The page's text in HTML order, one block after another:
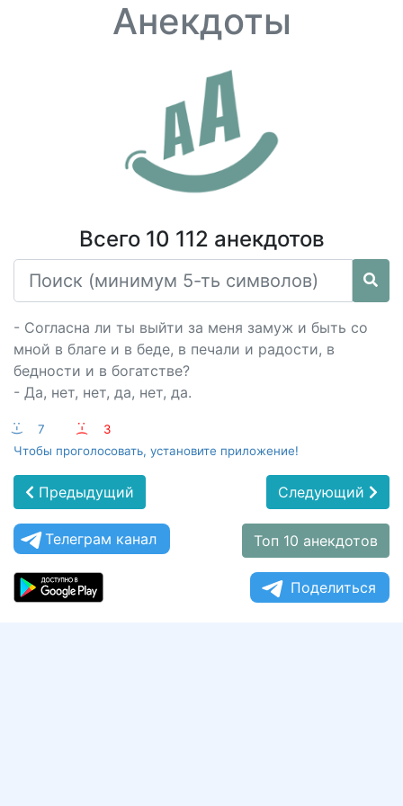
Анекдоты
Всего 10 112 анекдотов
- Согласна ли ты выйти за меня замуж и быть со
мной в благе и в беде, в печали и радости, в
бедности и в богатстве?
- Да, нет, нет, да, нет, да.
:-) 7 :-(
3
Чтобы проголосовать, установите приложение!
Предыдущий Следующий
Телеграм канал Топ 10 анекдотов
Поделиться